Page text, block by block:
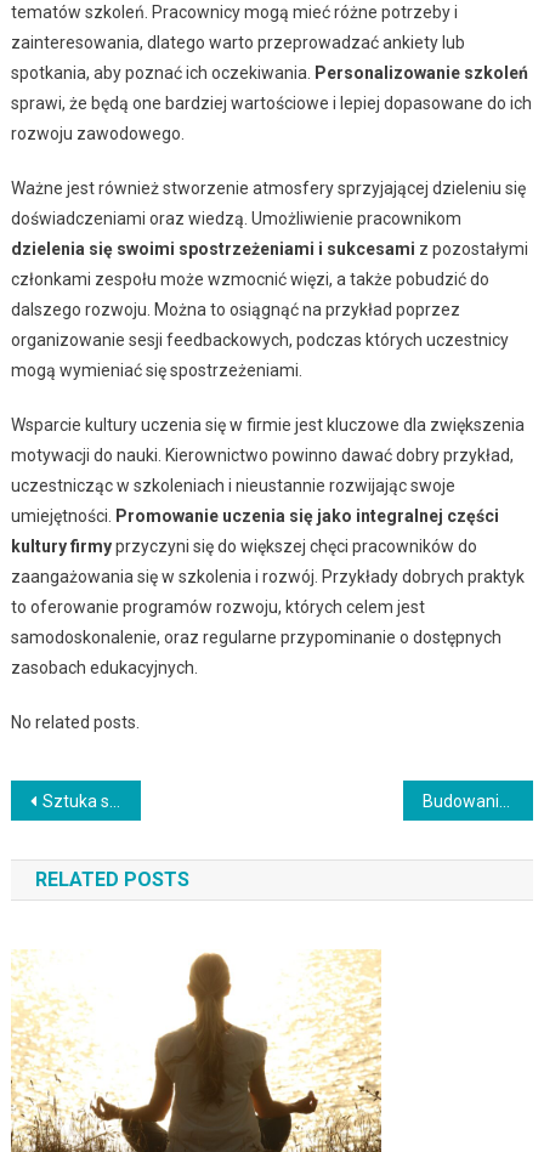
tematów szkoleń. Pracownicy mogą mieć różne potrzeby i
zainteresowania, dlatego warto przeprowadzać ankiety lub
spotkania, aby poznać ich oczekiwania.
Personalizowanie szkoleń
sprawi, że będą one bardziej wartościowe i lepiej dopasowane do ich
rozwoju zawodowego.
Ważne jest również stworzenie atmosfery sprzyjającej dzieleniu się
doświadczeniami oraz wiedzą. Umożliwienie pracownikom
dzielenia się swoimi spostrzeżeniami i sukcesami z pozostałymi
członkami zespołu może wzmocnić więzi, a także pobudzić do
dalszego rozwoju. Można to osiągnąć na przykład poprzez
organizowanie sesji feedbackowych, podczas których uczestnicy
mogą wymieniać się spostrzeżeniami.
Wsparcie kultury uczenia się w firmie jest kluczowe dla zwiększenia
motywacji do nauki. Kierownictwo powinno dawać dobry przykład,
uczestnicząc w szkoleniach i nieustannie rozwijając swoje
umiejętności.
Promowanie uczenia się jako integralnej części
kultury firmyprzyczyni się do większej chęci pracowników do
zaangażowania się w szkolenia i rozwój. Przykłady dobrych praktyk
to oferowanie programów rozwoju, których celem jest
samodoskonalenie, oraz regularne przypominanie o dostępnych
zasobach edukacyjnych.
No related posts.
Nawigacja
wpisu
Sztuka skutecznej komunikacji wewnętrznej w firmie
RELATED POSTS